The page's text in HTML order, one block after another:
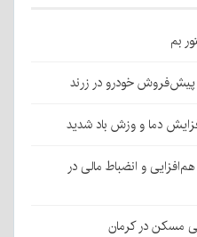
بم
دما و وزش باد شدید
و انضباط مالی در